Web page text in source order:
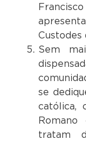
Custodes
Sem
se
católica,
tratam